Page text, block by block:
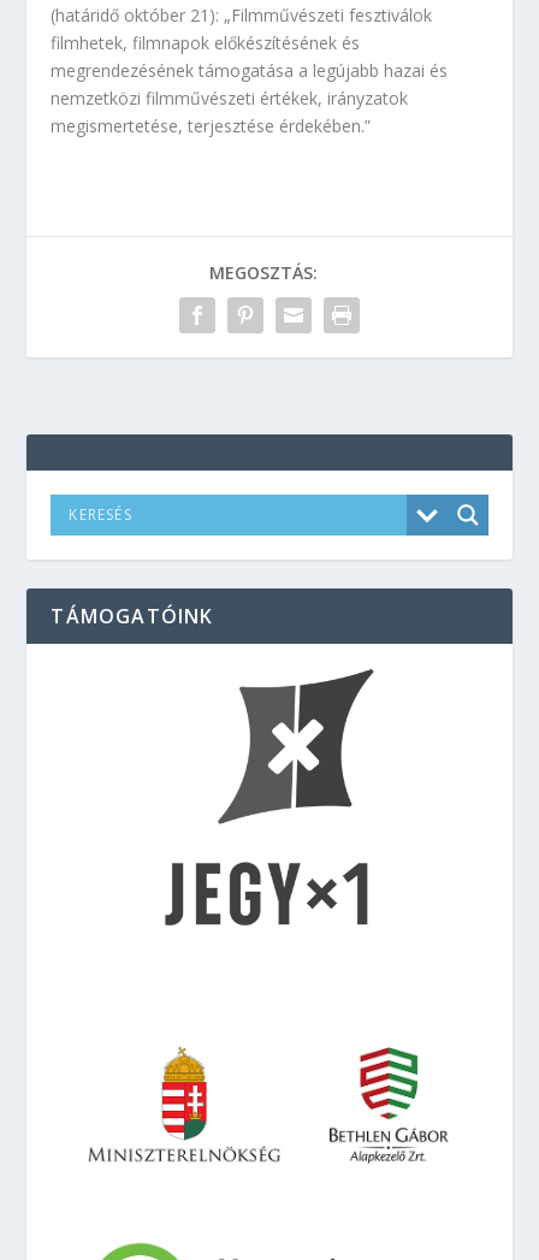
(határidő október 21): „Filmművészeti fesztiválok
filmhetek, filmnapok előkészítésének és
megrendezésének támogatása a legújabb hazai és
nemzetközi filmművészeti értékek, irányzatok
megismertetése, terjesztése érdekében.”
MEGOSZTÁS:
TÁMOGATÓINK